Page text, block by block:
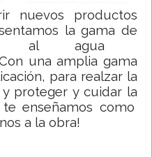
nuevos productos
la gama de
al agua
una amplia gama
para realzar la
proteger y cuidar la
enseñamos como
a la obra!